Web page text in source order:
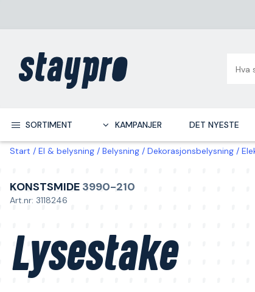
SORTIMENT KAMPANJER DET NYESTE
Start El & belysning Belysning Dekorasjonsbelysning
KONSTSMIDE 3990-210
Art.nr: 3118246
Lysestake